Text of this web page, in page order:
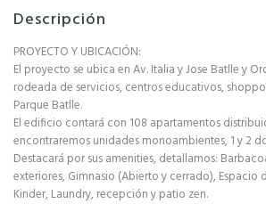
Descripción
PROYECTO Y UBICACIÓN:
El proyecto se ubica en Av. Italia y Jose Batlle y
rodeada de servicios, centros educativos,
Parque Batlle.
El edificio contará con 108 apartamentos
encontraremos unidades monoambientes, 1 y 2
Destacará por sus amenities, detallamos:
exteriores, Gimnasio (Abierto y cerrado), Espacio
Kinder, Laundry, recepción y patio zen.